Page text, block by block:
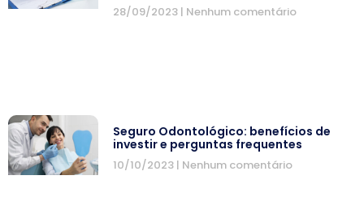
28/09/2023 Nenhum comentário
Seguro Odontológico: benefícios de
investir e perguntas frequentes
10/10/2023 Nenhum comentário